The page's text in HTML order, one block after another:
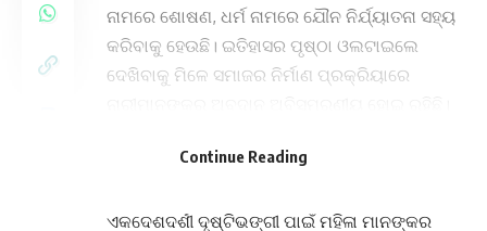
ନାମରେ ଶୋଷଣ, ଧର୍ମ ନାମରେ ଯୌନ ନିର୍ଯ୍ୟାତନା ସହ୍ୟ
କରିବାକୁ ହେଉଛି। ଇତିହାସର ପୃଷ୍ଠା ଓଲଟାଇଲେ
ଦେଖିବାକୁ ମିଳେ ସମାଜର ନିର୍ମାଣ ପ୍ରକ୍ରିୟାରେ
ଦେଇଥିବା ଯଶସ୍ୱୀ ବୀରାଙ୍ଗନାମାନଙ୍କର ସଂଖ୍ୟା କମ୍
ଏକଦେଶଦର୍ଶୀ ଦୃଷ୍ଟିଭଙ୍ଗୀ ପାଇଁ ମହିଳା ମାନଙ୍କର
Continue Reading